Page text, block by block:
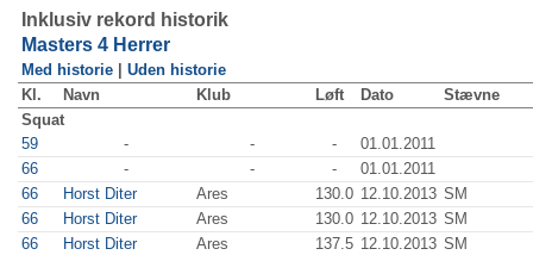
Inklusiv rekord historik
Masters 4 Herrer
Med historie
Uden historie
Kl.
Navn Klub Løft Dato
Stævne
Squat
59
- - -
01.01.2011
66
- - -
01.01.2011
66
Horst Diter Ares 130.0 12.10.2013 SM
66
Horst Diter Ares 130.0 12.10.2013 SM
66
Horst Diter Ares 137.5 12.10.2013 SM